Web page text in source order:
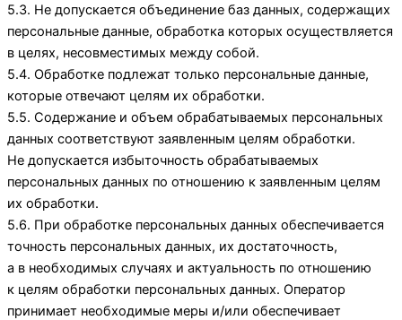
5.3. Не допускается объединение баз данных, содержащих
персональные данные, обработка которых осуществляется
в целях, несовместимых между собой.
5.4. Обработке подлежат только персональные данные,
которые отвечают целям их обработки.
5.5. Содержание и объем обрабатываемых персональных
данных соответствуют заявленным целям обработки.
Не допускается избыточность обрабатываемых
персональных данных по отношению к заявленным целям
их обработки.
5.6. При обработке персональных данных обеспечивается
точность персональных данных, их достаточность,
а в необходимых случаях и актуальность по отношению
к целям обработки персональных данных. Оператор
принимает необходимые меры и/или обеспечивает